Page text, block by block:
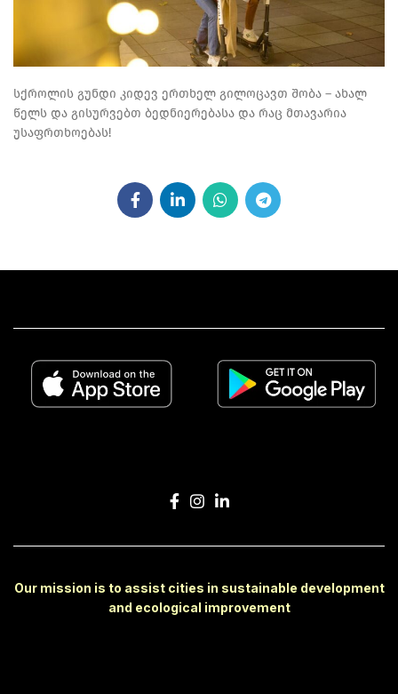
სქროლის გუნდი კიდევ ერთხელ გილოცავთ შობა – ახალ
წელს და გისურვებთ ბედნიერებასა და რაც მთავარია
უსაფრთხოებას!
Our mission is to assist cities in sustainable development
and ecological improvement